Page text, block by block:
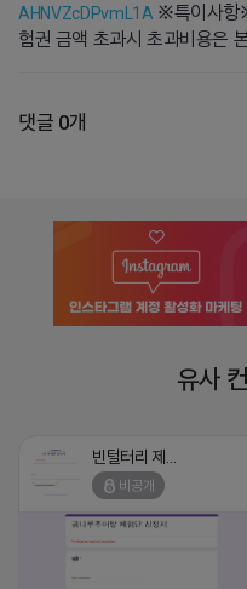
AHNVZcDPvmL1A※특이사항
험권 금액 초과시 초과비용은
댓글 0개
유사
비공개